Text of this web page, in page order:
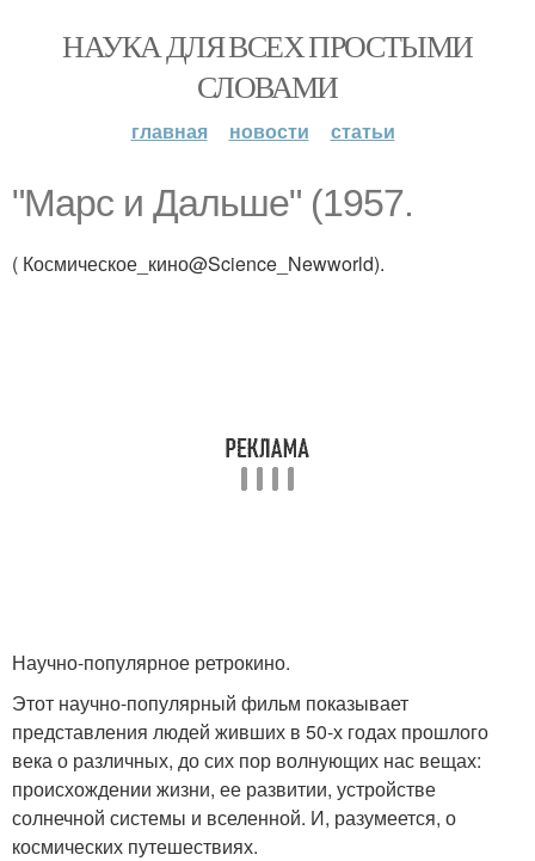
НАУКА ДЛЯ ВСЕХ ПРОСТЫМИ
СЛОВАМИ
главная новости статьи
"Марс и Дальше" (1957.
( Космическое_кино@Science_Newworld).
Научно-популярное ретрокино.
Этот научно-популярный фильм показывает
представления людей живших в 50-х годах прошлого
века о различных, до сих пор волнующих нас вещах:
происхождении жизни, ее развитии, устройстве
солнечной системы и вселенной. И, разумеется, о
космических путешествиях.